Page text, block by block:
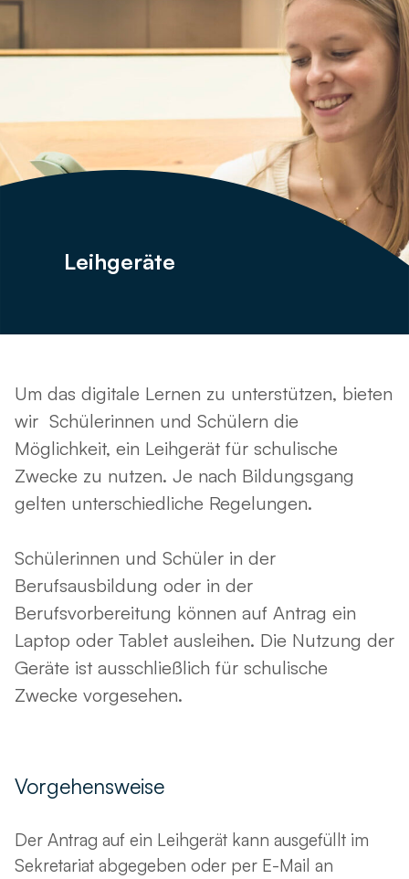
Leihgeräte
Um das digitale Lernen zu unterstützen, bieten
wir Schülerinnen und Schülern die
Möglichkeit, ein Leihgerät für schulische
Zwecke zu nutzen. Je nach Bildungsgang
gelten unterschiedliche Regelungen.
Schülerinnen und Schüler in der
Berufsausbildung oder in der
Berufsvorbereitung können auf Antrag ein
Laptop oder Tablet ausleihen. Die Nutzung der
Geräte ist ausschließlich für schulische
Zwecke vorgesehen.
Vorgehensweise
Der Antrag auf ein Leihgerät kann ausgefüllt im
Sekretariat abgegeben oder per E-Mail an